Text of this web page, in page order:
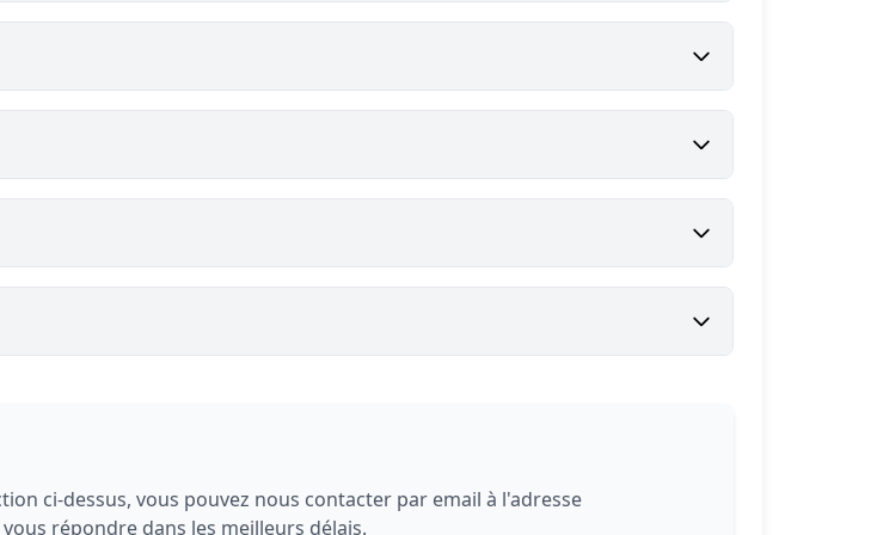
ci-dessus, vous pouvez nous contacter par email à l'adresse
répondre dans les meilleurs délais.